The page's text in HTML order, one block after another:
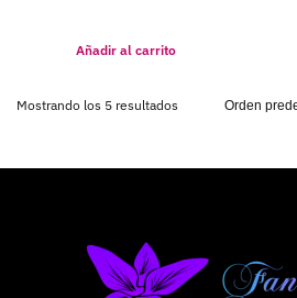
Añadir al carrito
Mostrando los 5 resultados